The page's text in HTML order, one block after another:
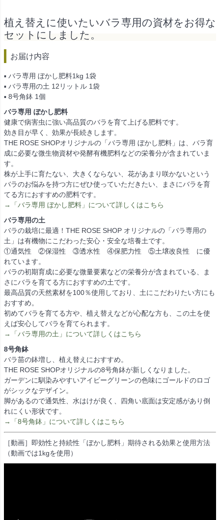
植え替えに使いたいバラ専用の資材をお得な
セットにしました。
お届け内容
▪ バラ専用 ぼかし肥料1kg 1袋
▪ バラ専用の土 12リットル 1袋
▪ 8号角鉢 1個
バラ専用 ぼかし肥料
健康で病害虫に強い高品質のバラを育て上げる肥料です。
効き目が早く、効果が長続きします。
THE ROSE SHOPオリジナルの「バラ専用 ぼかし肥料」は、バラ育
成に必要な微生物資材や発酵有機肥料などの栄養分が含まれていま
す。
株が上手に育たない、大きくならない、花があまり咲かないという
バラのお悩みを持つ方にぜひ使っていただきたい、まさにバラを育
てる方におすすめの肥料です。
→「バラ専用 ぼかし肥料」について詳しくはこちら
バラ専用の土
バラの栽培に最適！THE ROSE SHOP オリジナルの「バラ専用の
土」は有機物にこだわった安心・安全な培養土です。
①通気性 ②保湿性 ③透水性 ④保肥力性 ⑤土壌改良性 に優
れています。
バラの初期育成に必要な微量要素などの栄養分が含まれている、ま
さにバラを育てる方におすすめの土です。
最高品質の天然素材を100％使用しており、土にこだわりたい方にも
おすすめ。
初めてバラを育てる方や、植え替えなどが心配な方も、この土を使
えば安心してバラを育てられます。
→「バラ専用の土」について詳しくはこちら
8号角鉢
バラ苗の鉢増し、植え替えにおすすめ。
THE ROSE SHOPオリジナルの8号角鉢が新しくなりました。
ガーデンに馴染みやすいアイビーグリーンの色味にゴールドのロゴ
がシックなデザイン。
脚があるので通気性、水はけが良く、四角い底面は安定感があり倒
れにくい形状です。
→「8号角鉢」について詳しくはこちら
［動画］即効性と持続性「ぼかし肥料」期待される効果と使用方法
（動画では1kgを使用）